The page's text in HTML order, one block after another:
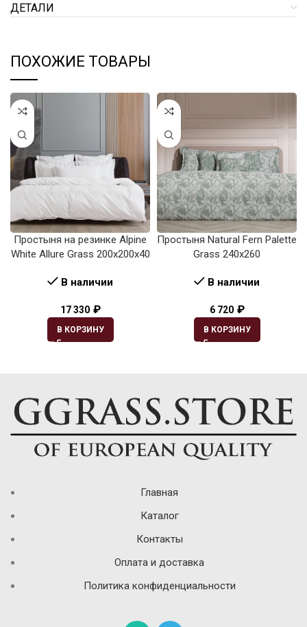
ДЕТАЛИ
ПОХОЖИЕ ТОВАРЫ
Простыня на резинке Alpine
White Allure Grass 200х200х40
В наличии
17 330 ₽
В КОРЗИНУ
Простыня Natural Fern Palette
Grass 240х260
В наличии
6 720 ₽
В КОРЗИНУ
Главная
Каталог
Контакты
Оплата и доставка
Политика конфиденциальности